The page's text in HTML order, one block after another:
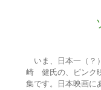
いま、日本一（？
崎 健氏の、ピンク
集です。日本映画に